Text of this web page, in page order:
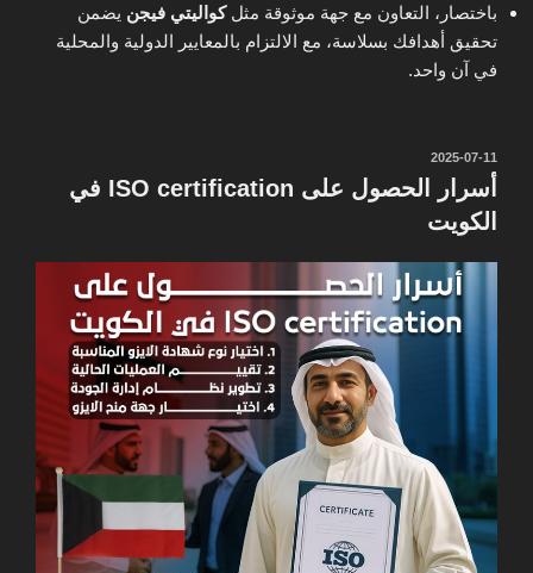
باختصار، التعاون مع جهة موثوقة مثلكواليتي فيجن يضمن
تحقيق أهدافك بسلاسة، مع الالتزام بالمعايير الدولية والمحلية
في آن واحد.
نُشر
في
2025-07-11
أسرار الحصول على ISO certification في
الكويت